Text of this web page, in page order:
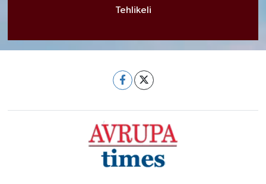
Tehlikeli